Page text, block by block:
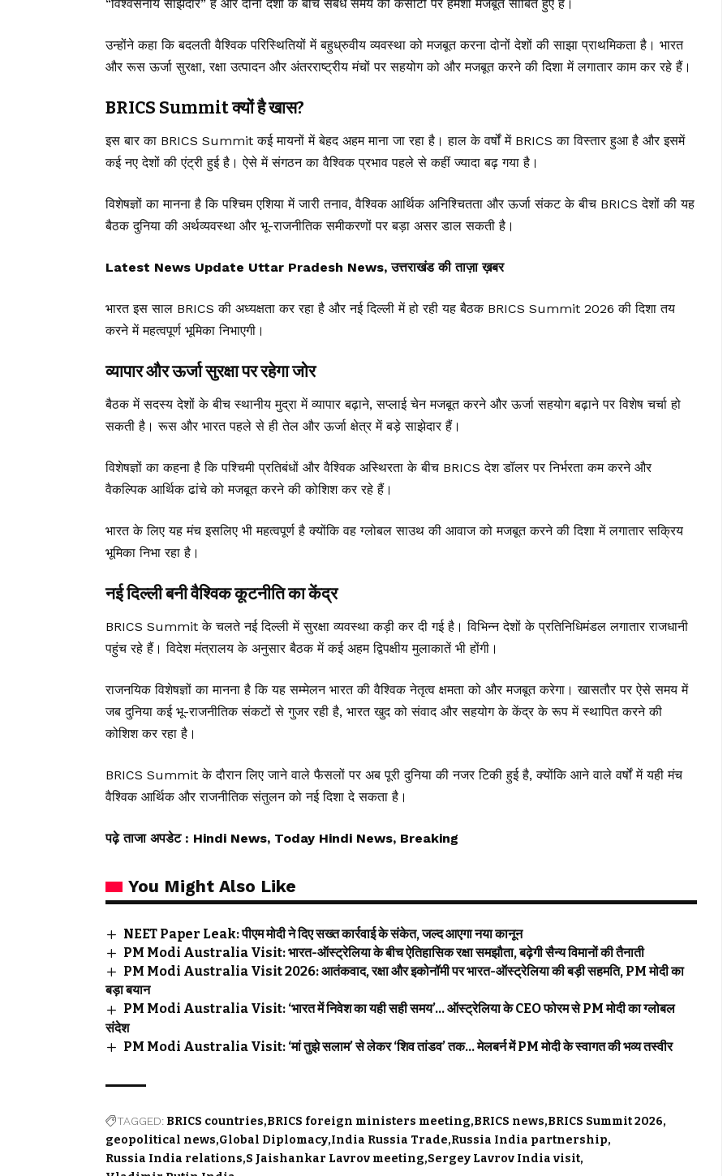
“विश्वसनीय साझेदार” हैं और दोनों देशों के बीच संबंध समय की कसौटी पर हमेशा मजबूत साबित हुए हैं।
उन्होंने कहा कि बदलती वैश्विक परिस्थितियों में बहुध्रुवीय व्यवस्था को मजबूत करना दोनों देशों की साझा प्राथमिकता है। भारत
और रूस ऊर्जा सुरक्षा, रक्षा उत्पादन और अंतरराष्ट्रीय मंचों पर सहयोग को और मजबूत करने की दिशा में लगातार काम कर रहे हैं।
BRICS Summit क्यों है खास?
इस बार का BRICS Summit कई मायनों में बेहद अहम माना जा रहा है। हाल के वर्षों में BRICS का विस्तार हुआ है और इसमें
कई नए देशों की एंट्री हुई है। ऐसे में संगठन का वैश्विक प्रभाव पहले से कहीं ज्यादा बढ़ गया है।
विशेषज्ञों का मानना है कि पश्चिम एशिया में जारी तनाव, वैश्विक आर्थिक अनिश्चितता और ऊर्जा संकट के बीच BRICS देशों की यह
बैठक दुनिया की अर्थव्यवस्था और भू-राजनीतिक समीकरणों पर बड़ा असर डाल सकती है।
Latest News Update Uttar Pradesh News, उत्तराखंड की ताज़ा ख़बर
भारत इस साल BRICS की अध्यक्षता कर रहा है और नई दिल्ली में हो रही यह बैठक BRICS Summit 2026 की दिशा तय
करने में महत्वपूर्ण भूमिका निभाएगी।
व्यापार और ऊर्जा सुरक्षा पर रहेगा जोर
बैठक में सदस्य देशों के बीच स्थानीय मुद्रा में व्यापार बढ़ाने, सप्लाई चेन मजबूत करने और ऊर्जा सहयोग बढ़ाने पर विशेष चर्चा हो
सकती है। रूस और भारत पहले से ही तेल और ऊर्जा क्षेत्र में बड़े साझेदार हैं।
विशेषज्ञों का कहना है कि पश्चिमी प्रतिबंधों और वैश्विक अस्थिरता के बीच BRICS देश डॉलर पर निर्भरता कम करने और
वैकल्पिक आर्थिक ढांचे को मजबूत करने की कोशिश कर रहे हैं।
भारत के लिए यह मंच इसलिए भी महत्वपूर्ण है क्योंकि वह ग्लोबल साउथ की आवाज को मजबूत करने की दिशा में लगातार सक्रिय
भूमिका निभा रहा है।
नई दिल्ली बनी वैश्विक कूटनीति का केंद्र
BRICS Summit के चलते नई दिल्ली में सुरक्षा व्यवस्था कड़ी कर दी गई है। विभिन्न देशों के प्रतिनिधिमंडल लगातार राजधानी
पहुंच रहे हैं। विदेश मंत्रालय के अनुसार बैठक में कई अहम द्विपक्षीय मुलाकातें भी होंगी।
राजनयिक विशेषज्ञों का मानना है कि यह सम्मेलन भारत की वैश्विक नेतृत्व क्षमता को और मजबूत करेगा। खासतौर पर ऐसे समय में
जब दुनिया कई भू-राजनीतिक संकटों से गुजर रही है, भारत खुद को संवाद और सहयोग के केंद्र के रूप में स्थापित करने की
कोशिश कर रहा है।
BRICS Summit के दौरान लिए जाने वाले फैसलों पर अब पूरी दुनिया की नजर टिकी हुई है, क्योंकि आने वाले वर्षों में यही मंच
वैश्विक आर्थिक और राजनीतिक संतुलन को नई दिशा दे सकता है।
पढ़े ताजा अपडेट : Hindi News, Today Hindi News, Breaking
You Might Also Like
NEET Paper Leak: पीएम मोदी ने दिए सख्त कार्रवाई के संकेत, जल्द आएगा नया कानून
PM Modi Australia Visit: भारत-ऑस्ट्रेलिया के बीच ऐतिहासिक रक्षा समझौता, बढ़ेगी सैन्य विमानों की तैनाती
PM Modi Australia Visit 2026: आतंकवाद, रक्षा और इकोनॉमी पर भारत-ऑस्ट्रेलिया की बड़ी सहमति, PM मोदी का
बड़ा बयान
PM Modi Australia Visit: ‘भारत में निवेश का यही सही समय’… ऑस्ट्रेलिया के CEO फोरम से PM मोदी का ग्लोबल
संदेश
PM Modi Australia Visit: ‘मां तुझे सलाम’ से लेकर ‘शिव तांडव’ तक… मेलबर्न में PM मोदी के स्वागत की भव्य तस्वीर
TAGGED: BRICS countries BRICS foreign ministers meeting BRICS news BRICS Summit 2026
geopolitical news Global Diplomacy India Russia Trade Russia India partnership
Russia India relations S Jaishankar Lavrov meeting Sergey Lavrov India visit